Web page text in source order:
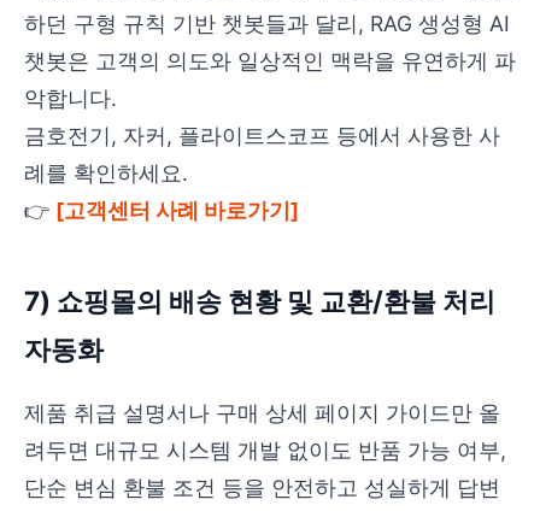
하던 구형 규칙 기반 챗봇들과 달리, RAG 생성형 AI
챗봇은 고객의 의도와 일상적인 맥락을 유연하게 파
악합니다.
금호전기, 자커, 플라이트스코프 등에서 사용한 사
례를 확인하세요.
👉 [고객센터 사례 바로가기]
7) 쇼핑몰의 배송 현황 및 교환/환불 처리
자동화
제품 취급 설명서나 구매 상세 페이지 가이드만 올
려두면 대규모 시스템 개발 없이도 반품 가능 여부,
단순 변심 환불 조건 등을 안전하고 성실하게 답변